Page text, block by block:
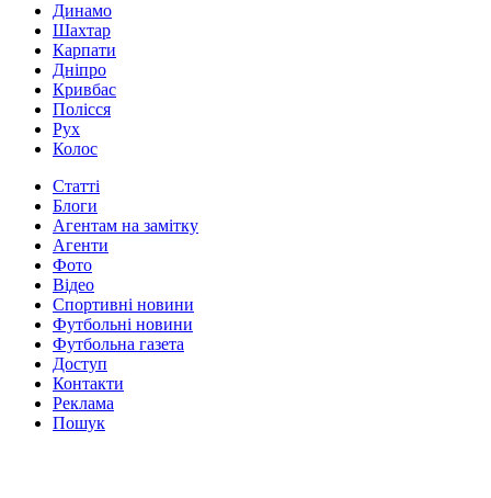
Динамо
Шахтар
Карпати
Дніпро
Кривбас
Полісся
Рух
Колос
Статті
Блоги
Агентам на замітку
Агенти
Фото
Відео
Спортивні новини
Футбольні новини
Футбольна газета
Доступ
Контакти
Реклама
Пошук